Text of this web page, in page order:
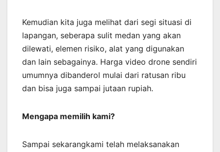
Kemudian kita juga melihat dari segi situasi di
lapangan, seberapa sulit medan yang akan
dilewati, elemen risiko, alat yang digunakan
dan lain sebagainya. Harga video drone sendiri
umumnya dibanderol mulai dari ratusan ribu
dan bisa juga sampai jutaan rupiah.
Mengapa memilih kami?
Sampai sekarangkami telah melaksanakan